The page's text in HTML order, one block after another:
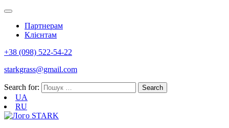
Партнерам
Клієнтам
+38 (098) 522-54-22‬
starkgrass@gmail.com
Search for:
UA
RU